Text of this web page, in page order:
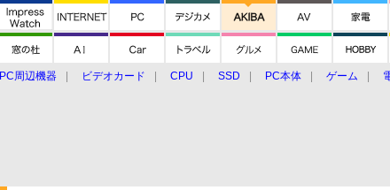
PC周辺機器 ビデオカード CPU SSD PC本体 ゲーム